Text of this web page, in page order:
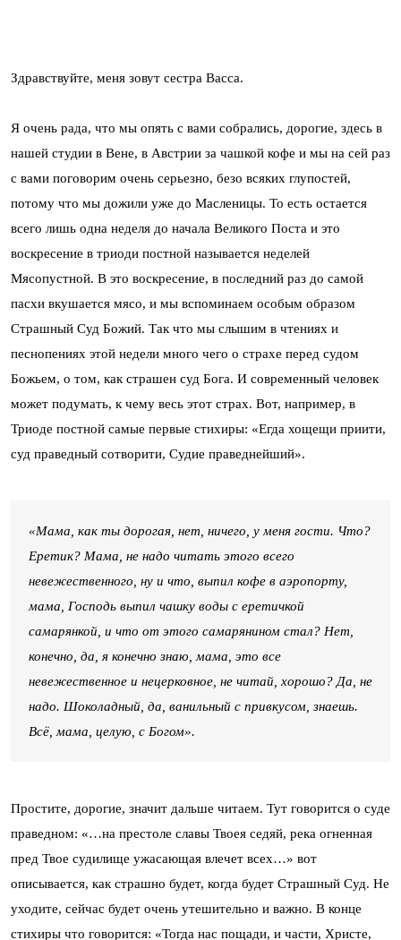
Здравствуйте, меня зовут сестра Васса.
Я очень рада, что мы опять с вами собрались, дорогие, здесь в
нашей студии в Вене, в Австрии за чашкой кофе и мы на сей раз
с вами поговорим очень серьезно, безо всяких глупостей,
потому что мы дожили уже до Масленицы. То есть остается
всего лишь одна неделя до начала Великого Поста и это
воскресение в триоди постной называется неделей
Мясопустной. В это воскресение, в последний раз до самой
пасхи вкушается мясо, и мы вспоминаем особым образом
Страшный Суд Божий. Так что мы слышим в чтениях и
песнопениях этой недели много чего о страхе перед судом
Божьем, о том, как страшен суд Бога. И современный человек
может подумать, к чему весь этот страх. Вот, например, в
Триоде постной самые первые стихиры: «Егда хощещи приити,
суд праведный сотворити, Судие праведнейший».
«Мама, как ты дорогая, нет, ничего, у меня гости. Что?
Еретик? Мама, не надо читать этого всего
невежественного, ну и что, выпил кофе в аэропорту,
мама, Господь выпил чашку воды с еретичкой
самарянкой, и что от этого самарянином стал? Нет,
конечно, да, я конечно знаю, мама, это все
невежественное и нецерковное, не читай, хорошо? Да, не
надо. Шоколадный, да, ванильный с привкусом, знаешь.
Всё, мама, целую, с Богом».
Простите, дорогие, значит дальше читаем. Тут говорится о суде
праведном: «…на престоле славы Твоея седяй, река огненная
пред Твое судилище ужасающая влечет всех…» вот
описывается, как страшно будет, когда будет Страшный Суд. Не
уходите, сейчас будет очень утешительно и важно. В конце
стихиры что говорится: «Тогда нас пощади, и части, Христе,